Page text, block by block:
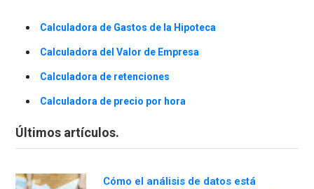
Calculadora de Gastos de la Hipoteca
Calculadora del Valor de Empresa
Calculadora de retenciones
Calculadora de precio por hora
Últimos artículos.
Cómo el análisis de datos está